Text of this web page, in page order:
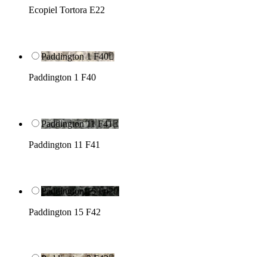
Ecopiel Tortora E22
Paddington 1 F40
Paddington 1 F40
Paddington 11 F41
Paddington 11 F41
Paddington 15 F42
Paddington 15 F42